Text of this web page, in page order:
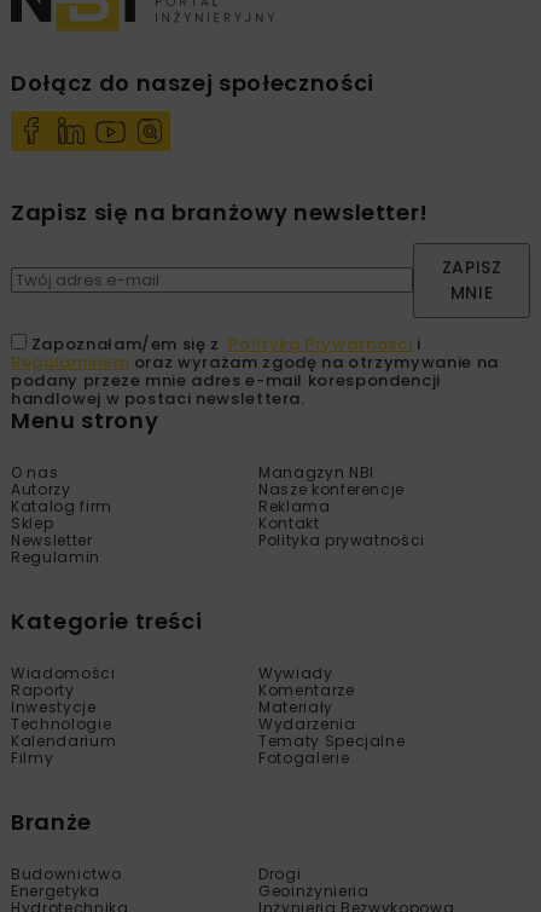
Dołącz do naszej społeczności
Zapisz się na branżowy newsletter!
ZAPISZ
MNIE
Zapoznałam/em się z Polityką Prywatności i
Regulaminem oraz wyrażam zgodę na otrzymywanie na
podany przeze mnie adres e-mail korespondencji
handlowej w postaci newslettera.
Menu strony
O nas
Managzyn NBI
Autorzy
Nasze konferencje
Katalog firm
Reklama
Sklep
Kontakt
Newsletter
Polityka prywatności
Regulamin
Kategorie treści
Wiadomości
Wywiady
Raporty
Komentarze
Inwestycje
Materiały
Technologie
Wydarzenia
Kalendarium
Tematy Specjalne
Filmy
Fotogalerie
Branże
Budownictwo
Drogi
Energetyka
Geoinżynieria
Hydrotechnika
Inżynieria Bezwykopowa